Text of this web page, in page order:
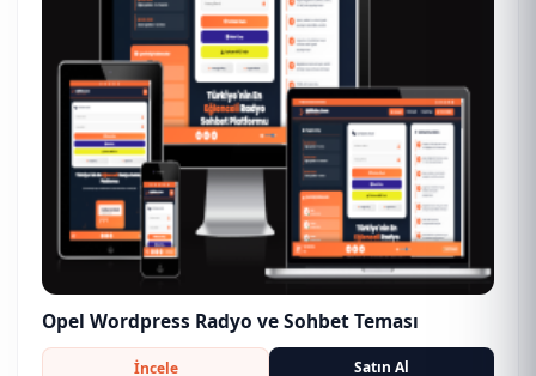
Opel Wordpress Radyo ve Sohbet Teması
İncele Satın Al